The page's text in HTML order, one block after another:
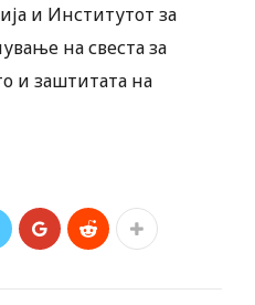
и Институтот за
на свеста за
и заштитата на